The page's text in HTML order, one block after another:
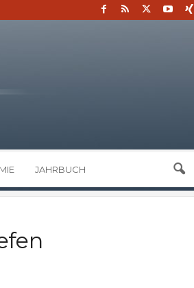
JAHRBUCH